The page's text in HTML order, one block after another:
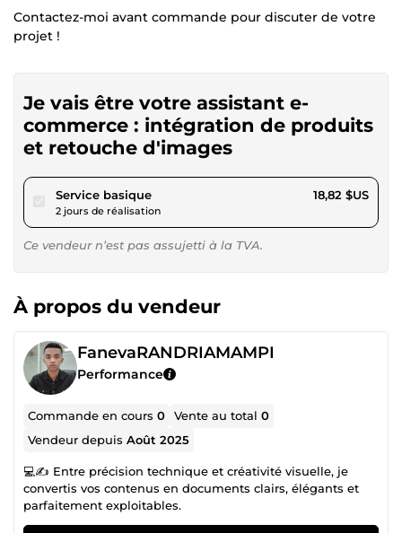
Contactez-moi avant commande pour discuter de votre
projet !
Je vais être votre assistant e-
commerce : intégration de produits
et retouche d'images
Service basiquepour 17,34 $US
2 jours de réalisation
18,82 $US
Ce vendeur n’est pas assujetti à la TVA.
À propos du vendeur
FanevaRANDRIAMAMPI
Performance
Commande en cours0 Vente au total0
Vendeur depuisAoût 2025
💻✍️ Entre précision technique et créativité visuelle, je
convertis vos contenus en documents clairs, élégants et
parfaitement exploitables.